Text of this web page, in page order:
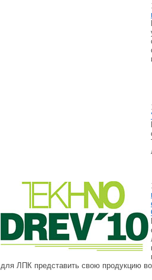
для ЛПК представить свою продукцию